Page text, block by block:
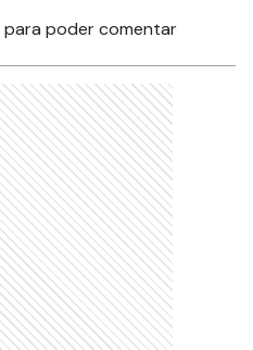
para poder comentar